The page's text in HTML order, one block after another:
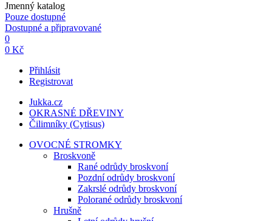
Jmenný katalog
Pouze dostupné
Dostupné a připravované
0
0 Kč
Přihlásit
Registrovat
Jukka.cz
OKRASNÉ DŘEVINY
Čilimníky (Cytisus)
OVOCNÉ STROMKY
Broskvoně
Rané odrůdy broskvoní
Pozdní odrůdy broskvoní
Zakrslé odrůdy broskvoní
Polorané odrůdy broskvoní
Hrušně